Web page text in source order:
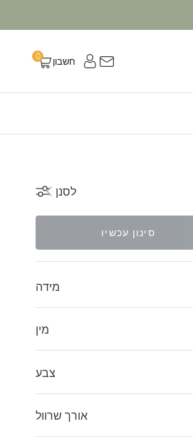
חשבון
עגלה
0
לסנן
סינון עכשיו
מידה
מין
צבע
אורך שרוול